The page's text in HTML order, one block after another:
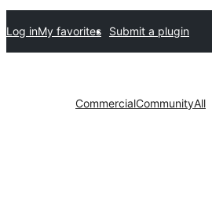
Submit a plugin
My favorites
Log in
All
Community
Commercial